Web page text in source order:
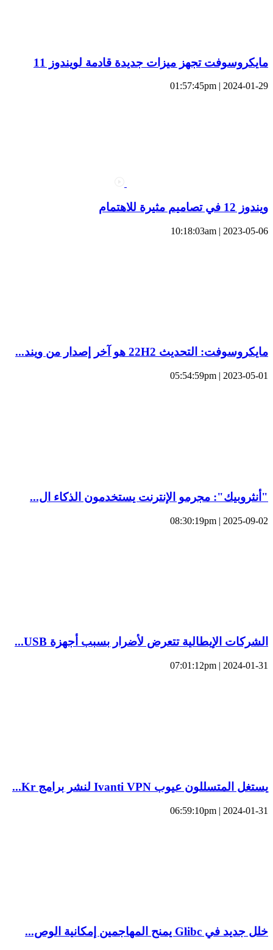
مايكروسوفت تجهز ميزات جديدة قادمة لويندوز 11
2024-01-29 | 01:57:45pm
ويندوز 12 في تصاميم مثيرة للاهتمام
2023-05-06 | 10:18:03am
مايكروسوفت: التحديث 22H2 هو آخر إصدار من ويند...
2023-05-01 | 05:54:59pm
"أنثروبيك": مجرمو الإنترنت يستخدمون الذكاء ال...
2025-09-02 | 08:30:19pm
الشركات الإيطالية تتعرض لأضرار بسبب أجهزة USB...
2024-01-31 | 07:01:12pm
يستغل المتسللون عيوب Ivanti VPN لنشر برامج Kr...
2024-01-31 | 06:59:10pm
خلل جديد في Glibc يمنح المهاجمين إمكانية الوص...